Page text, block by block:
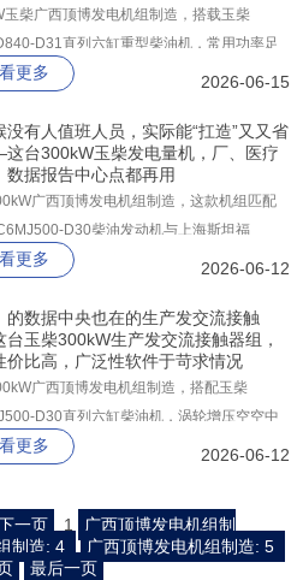
玉柴广西顶博发电机组制造，搭载玉柴
D31直列六缸重型柴油机，常用功率足
，备用功率更高达616kW，在1500r/min额
纯铜无刷同步发电机。
更多 2026-06-15
没有人值班人员，实际能“扛造”又又省
台300kW玉柴发电量机，厂、医疗
数据报告中心点都再用
广西顶博发电机组制造，这款机组匹配
D30柴油发动机与上海斯坦福
纯铜无刷交流发电机，以“大马拉小车”的
，为工业、市政、通讯等关键用电场景提供
。
更多 2026-06-12
的数据中央也在的生产发交流接触
台玉柴300kW生产发交流接触器组，
价比高，广泛性软件于苛求情况
广西顶博发电机组制造，搭配玉柴
D30直列六缸柴油机，涡轮增压空空中
上海斯坦福GR314FS纯铜无刷发电机。全
更多 2026-06-12
一页 1
广西顶博发电机组制
制造: 4
广西顶博发电机组制造: 5
最后一页